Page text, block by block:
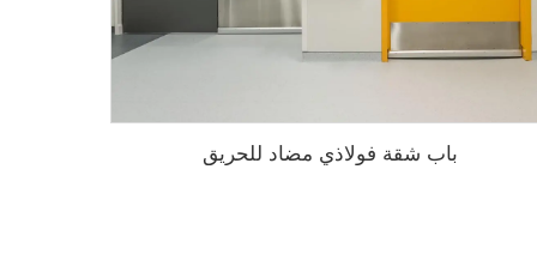
باب شقة فولاذي مضاد للحريق